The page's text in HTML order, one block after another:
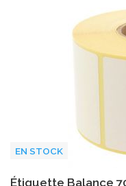
EN STOCK
Étiquette Balance